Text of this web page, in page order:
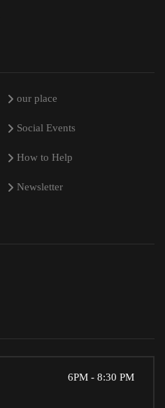
our place
Social Events
How to Help
Newsletter
6PM - 8:30 PM